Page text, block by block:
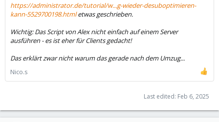
https://administrator.de/tutorial/w...g-wieder-desuboptimieren-
kann-5529700198.htmletwas geschrieben.
Wichtig: Das Script von Alex nicht einfach auf einem Server
ausführen - es ist eher für Clients gedacht!
Das erklärt zwar nicht warum das gerade nach dem Umzug...
Nico.s
Last edited: Feb 6, 2025